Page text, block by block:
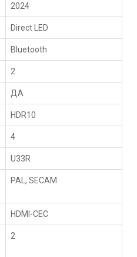
2024
Direct LED
Bluetooth
2
ДА
HDR10
4
U33R
PAL, SECAM
HDMI-CEC
2